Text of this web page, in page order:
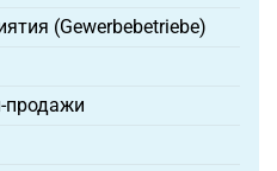
(Gewerbebetriebe)
продажи